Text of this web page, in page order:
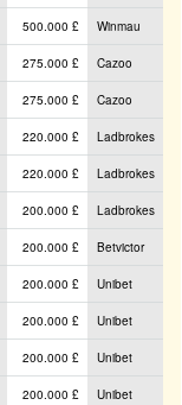
500.000 £ Winmau
275.000 £ Cazoo
275.000 £ Cazoo
220.000 £ Ladbrokes
220.000 £ Ladbrokes
200.000 £ Ladbrokes
200.000 £ Betvictor
200.000 £ Unibet
200.000 £ Unibet
200.000 £ Unibet
200.000 £ Unibet